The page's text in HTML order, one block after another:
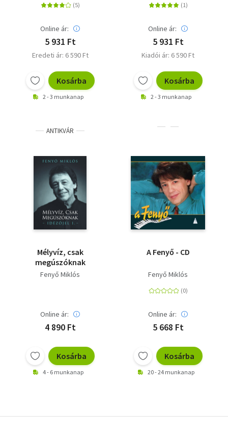
Online ár:
5 931 Ft
Eredeti ár: 6 590 Ft
Kosárba
2 - 3 munkanap
Online ár:
5 931 Ft
Kiadói ár: 6 590 Ft
Kosárba
2 - 3 munkanap
ANTIKVÁR
Mélyvíz, csak
megúszóknak
Fenyő Miklós
Online ár:
4 890 Ft
Kosárba
4 - 6 munkanap
A Fenyő - CD
Fenyő Miklós
Online ár:
5 668 Ft
Kosárba
20 - 24 munkanap